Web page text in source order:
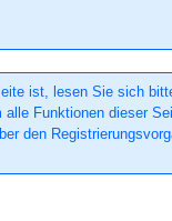
ist, lesen Sie sich
Funktionen dieser
den